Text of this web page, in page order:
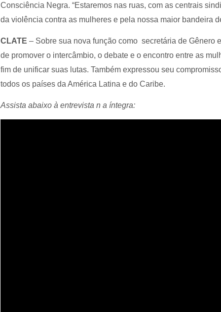
Consciência Negra. “Estaremos nas ruas, com as centrais
da violência contra as mulheres e pela nossa maior bandeira
CLATE – Sobre sua nova função como secretária de Gênero
de promover o intercâmbio, o debate e o encontro entre as
fim de unificar suas lutas. Também expressou seu
todos os países da América Latina e do Caribe.
Assista abaixo à entrevista n a íntegra: